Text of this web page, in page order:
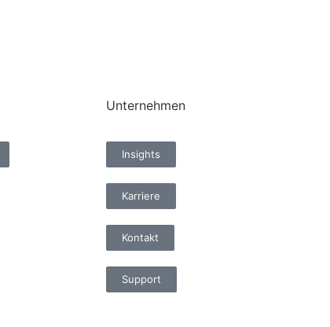
Unternehmen
Insights
Karriere
Kontakt
Support